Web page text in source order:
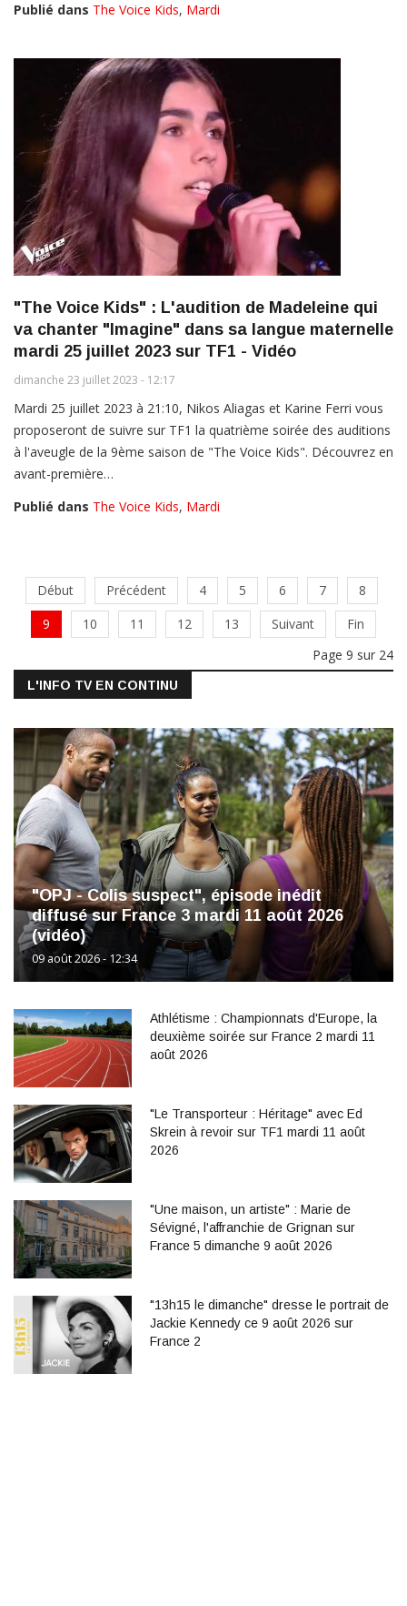
Publié dans The Voice Kids, Mardi
"The Voice Kids" : L'audition de Madeleine qui
va chanter "Imagine" dans sa langue maternelle
mardi 25 juillet 2023 sur TF1 - Vidéo
dimanche 23 juillet 2023 - 12:17
Mardi 25 juillet 2023 à 21:10, Nikos Aliagas et Karine Ferri vous
proposeront de suivre sur TF1 la quatrième soirée des auditions
à l'aveugle de la 9ème saison de "The Voice Kids". Découvrez en
avant-première…
Publié dans The Voice Kids, Mardi
Début Précédent 4 5 6 7
8
9
10 11 12 13 Suivant
Fin
Page 9 sur 24
L'INFO TV EN CONTINU
"OPJ - Colis suspect", épisode inédit
diffusé sur France 3 mardi 11 août 2026
(vidéo)
09 août 2026 - 12:34
Athlétisme : Championnats d'Europe, la
deuxième soirée sur France 2 mardi 11
août 2026
"Le Transporteur : Héritage" avec Ed
Skrein à revoir sur TF1 mardi 11 août
2026
"Une maison, un artiste" : Marie de
Sévigné, l'affranchie de Grignan sur
France 5 dimanche 9 août 2026
"13h15 le dimanche" dresse le portrait de
Jackie Kennedy ce 9 août 2026 sur
France 2